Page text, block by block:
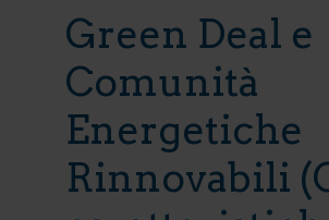
Green Deal e
Comunità
Energetiche
Rinnovabili